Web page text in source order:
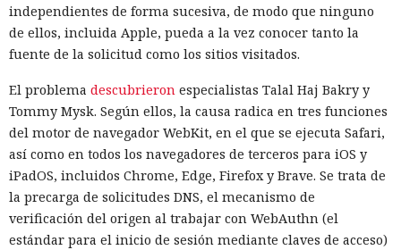
independientes de forma sucesiva, de modo que ninguno
de ellos, incluida Apple, pueda a la vez conocer tanto la
fuente de la solicitud como los sitios visitados.
El problema descubrieron especialistas Talal Haj Bakry y
Tommy Mysk. Según ellos, la causa radica en tres funciones
del motor de navegador WebKit, en el que se ejecuta Safari,
así como en todos los navegadores de terceros para iOS y
iPadOS, incluidos Chrome, Edge, Firefox y Brave. Se trata de
la precarga de solicitudes DNS, el mecanismo de
verificación del origen al trabajar con WebAuthn (el
estándar para el inicio de sesión mediante claves de acceso)